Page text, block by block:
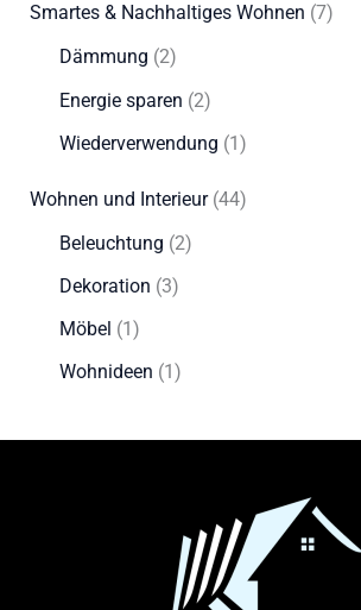
Smartes & Nachhaltiges Wohnen (7)
Dämmung (2)
Energie sparen (2)
Wiederverwendung (1)
Wohnen und Interieur(44)
Beleuchtung (2)
Dekoration (3)
Möbel (1)
Wohnideen (1)